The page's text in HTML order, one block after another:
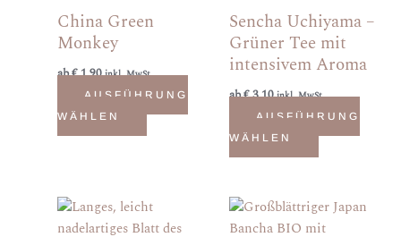
China Green
Monkey
ab€1,90inkl. MwSt.
AUSFÜHRUNG
WÄHLEN
auf.
Optionen
können
auf
der
werden
Sencha Uchiyama –
Grüner Tee mit
intensivem Aroma
ab€3,10inkl. MwSt.
AUSFÜHRUNG
WÄHLEN
Varianten
auf.
Die
Optionen
können
auf
der
Produktseite
werden
Dieses
Produkt
Dieses
Produkt